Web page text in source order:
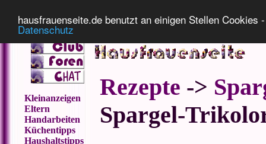
hausfrauenseite.de benutzt an einigen Stellen
Datenschutz
Kleinanzeigen
Eltern
Handarbeiten
Küchentipps
Haushaltstipps
Rezepte ->
Spargel-